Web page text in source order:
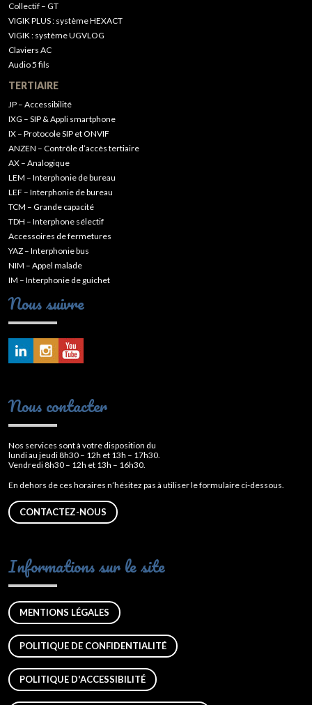
Collectif – GT
VIGIK PLUS : système HEXACT
VIGIK : système UGVLOG
Claviers AC
Audio 5 fils
TERTIAIRE
JP – Accessibilité
IXG – SIP & Appli smartphone
IX – Protocole SIP et ONVIF
ANZEN – Contrôle d’accès tertiaire
AX – Analogique
LEM – Interphonie de bureau
LEF – Interphonie de bureau
TCM – Grande capacité
TDH – Interphone sélectif
Accessoires de fermetures
YAZ – Interphonie bus
NIM – Appel malade
IM – Interphonie de guichet
Nous suivre
Nous contacter
Nos services sont à votre disposition du
lundi au jeudi 8h30 – 12h et 13h – 17h30.
Vendredi 8h30 – 12h et 13h – 16h30.
En dehors de ces horaires n’hésitez pas à utiliser le formulaire ci-dessous.
CONTACTEZ-NOUS
Informations sur le site
MENTIONS LÉGALES
POLITIQUE DE CONFIDENTIALITÉ
POLITIQUE D'ACCESSIBILITÉ